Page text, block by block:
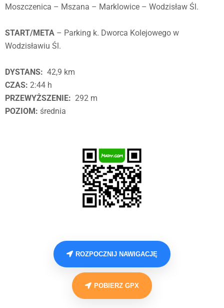
Moszczenica – Mszana – Marklowice – Wodzisław Śl.
START/META – Parking k. Dworca Kolejowego w
Wodzisławiu Śl.
DYSTANS: 42,9 km
CZAS: 2:44 h
PRZEWYŻSZENIE: 292 m
POZIOM: średnia
ROZPOCZNIJ NAWIGACJĘ
POBIERZ GPX